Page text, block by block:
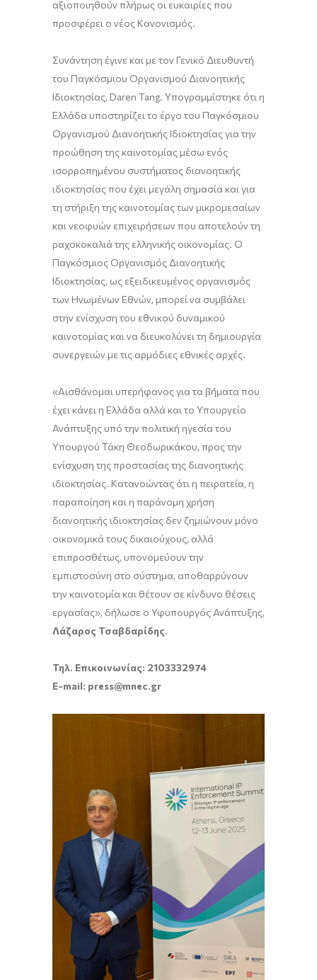
αξιοποιηθούν πλήρως οι ευκαιρίες που
προσφέρει ο νέος Κανονισμός.
Συνάντηση έγινε και με τον Γενικό Διευθυντή
του Παγκόσμιου Οργανισμού Διανοητικής
Ιδιοκτησίας, Daren Tang. Υπογραμμίστηκε ότι η
Ελλάδα υποστηρίζει το έργο του Παγκόσμιου
Οργανισμού Διανοητικής Ιδιοκτησίας για την
προώθηση της καινοτομίας μέσω ενός
ισορροπημένου συστήματος διανοητικής
ιδιοκτησίας που έχει μεγάλη σημασία και για
τη στήριξη της καινοτομίας των μικρομεσαίων
και νεοφυών επιχειρήσεων που αποτελούν τη
ραχοκοκαλιά της ελληνικής οικονομίας. Ο
Παγκόσμιος Οργανισμός Διανοητικής
Ιδιοκτησίας, ως εξειδικευμένος οργανισμός
των Ηνωμένων Εθνών, μπορεί να συμβάλει
στην ενίσχυση του εθνικού δυναμικού
καινοτομίας και να διευκολύνει τη δημιουργία
συνεργειών με τις αρμόδιες εθνικές αρχές.
«Aισθάνομαι υπερήφανος για τα βήματα που
έχει κάνει η Ελλάδα αλλά και το Υπουργείο
Ανάπτυξης υπό την πολιτική ηγεσία του
Υπουργού Τάκη Θεοδωρικάκου, προς την
ενίσχυση της προστασίας της διανοητικής
ιδιοκτησίας. Κατανοώντας ότι η πειρατεία, η
παραποίηση και η παράνομη χρήση
διανοητικής ιδιοκτησίας δεν ζημιώνουν μόνο
οικονομικά τους δικαιούχους, αλλά
επιπροσθέτως, υπονομεύουν την
εμπιστοσύνη στο σύστημα, αποθαρρύνουν
την καινοτομία και θέτουν σε κίνδυνο θέσεις
εργασίας», δήλωσε ο Υφυπουργός Ανάπτυξης,
Λάζαρος Τσαβδαρίδης.
Τηλ. Επικοινωνίας: 2103332974
E-mail: press@mnec.gr